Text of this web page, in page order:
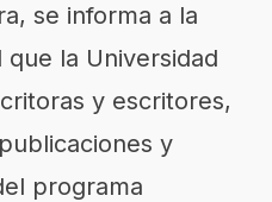
se informa a la
la Universidad
y escritores,
y
programa